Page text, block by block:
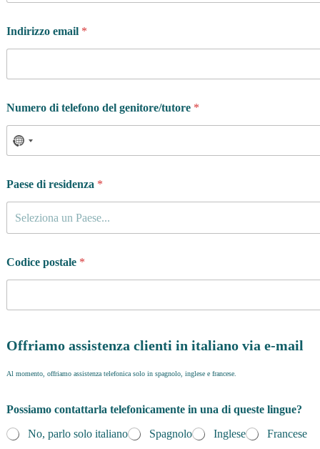
Indirizzo email *
Numero di telefono del genitore/tutore *
Paese di residenza *
Seleziona un Paese...
Codice postale *
Offriamo assistenza clienti in italiano via e-mail
Al momento, offriamo assistenza telefonica solo in spagnolo, inglese e francese.
Possiamo contattarla telefonicamente in una di queste lingue?
No, parlo solo italiano
Spagnolo Inglese Francese